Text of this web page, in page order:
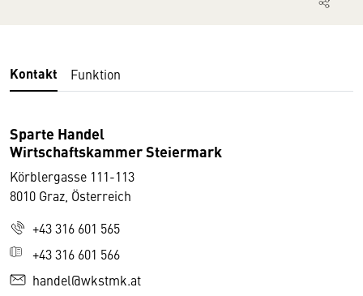
Kontakt Funktion
Sparte Handel
Wirtschaftskammer Steiermark
Körblergasse 111-113
8010 Graz, Österreich
+43 316 601 565
+43 316 601 566
handel@wkstmk.at